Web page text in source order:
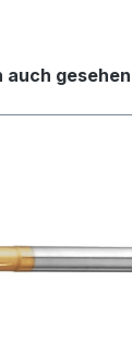
auch gesehen